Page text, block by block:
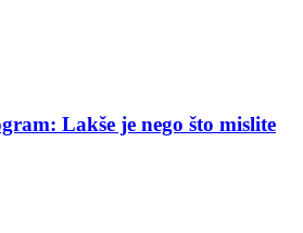
Lakše je nego što mislite